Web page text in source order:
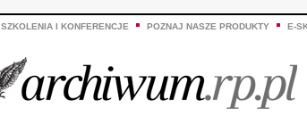
SZKOLENIA I KONFERENCJE POZNAJ NASZE PRODUKTY E-